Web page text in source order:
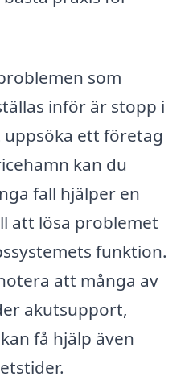
som
inför är stopp i
ett företag
kan du
fall hjälper en
att lösa problemet
funktion.
att många av
akutsupport,
få hjälp även